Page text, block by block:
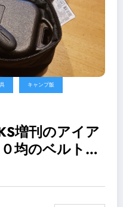
キャンプ飯
増刊のアイア
均のベルトと
ヒージョ作っ
ンプ道具】